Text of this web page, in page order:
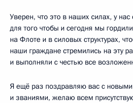
Уверен, что это в наших силах, у
для того чтобы и сегодня мы
на Флоте и в силовых структурах,
наши граждане стремились на эту
и выполняли с честью все
Я ещё раз поздравляю вас с
и званиями, желаю всем